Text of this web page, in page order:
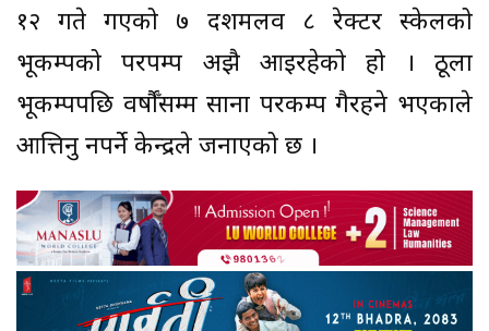
१२ गते गएको ७ दशमलव ८ रेक्टर स्केलको
भूकम्पको परपम्प अझै आइरहेको हो । ठूला
भूकम्पपछि वर्षौँसम्म साना परकम्प गैरहने भएकाले
आत्तिनु नपर्ने केन्द्रले जनाएको छ ।